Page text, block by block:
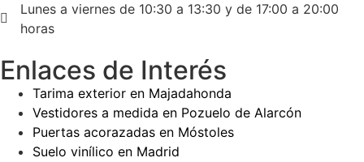
Lunes a viernes de 10:30 a 13:30 y de 17:00 a 20:00
horas
Enlaces de Interés
Tarima exterior en Majadahonda
Vestidores a medida en Pozuelo de Alarcón
Puertas acorazadas en Móstoles
Suelo vinílico en Madrid